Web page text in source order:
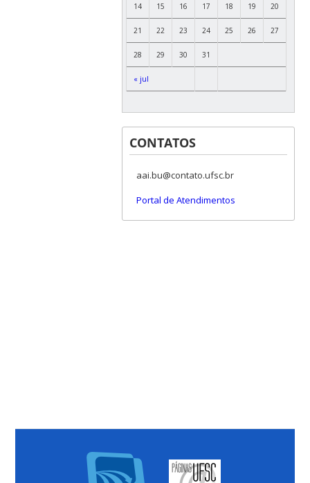
« jul
14 15 16 17 18 19 20
21 22 23 24 25 26 27
28 29 30 31
CONTATOS
aai.bu@contato.ufsc.br
Portal de Atendimentos